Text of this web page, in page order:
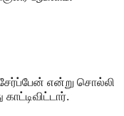
என்று சொல்லி